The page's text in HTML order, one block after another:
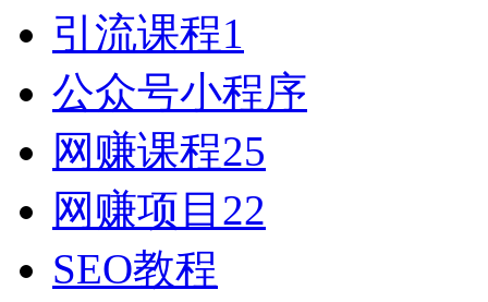
引流课程1
公众号小程序
网赚课程25
网赚项目 22
SEO教程